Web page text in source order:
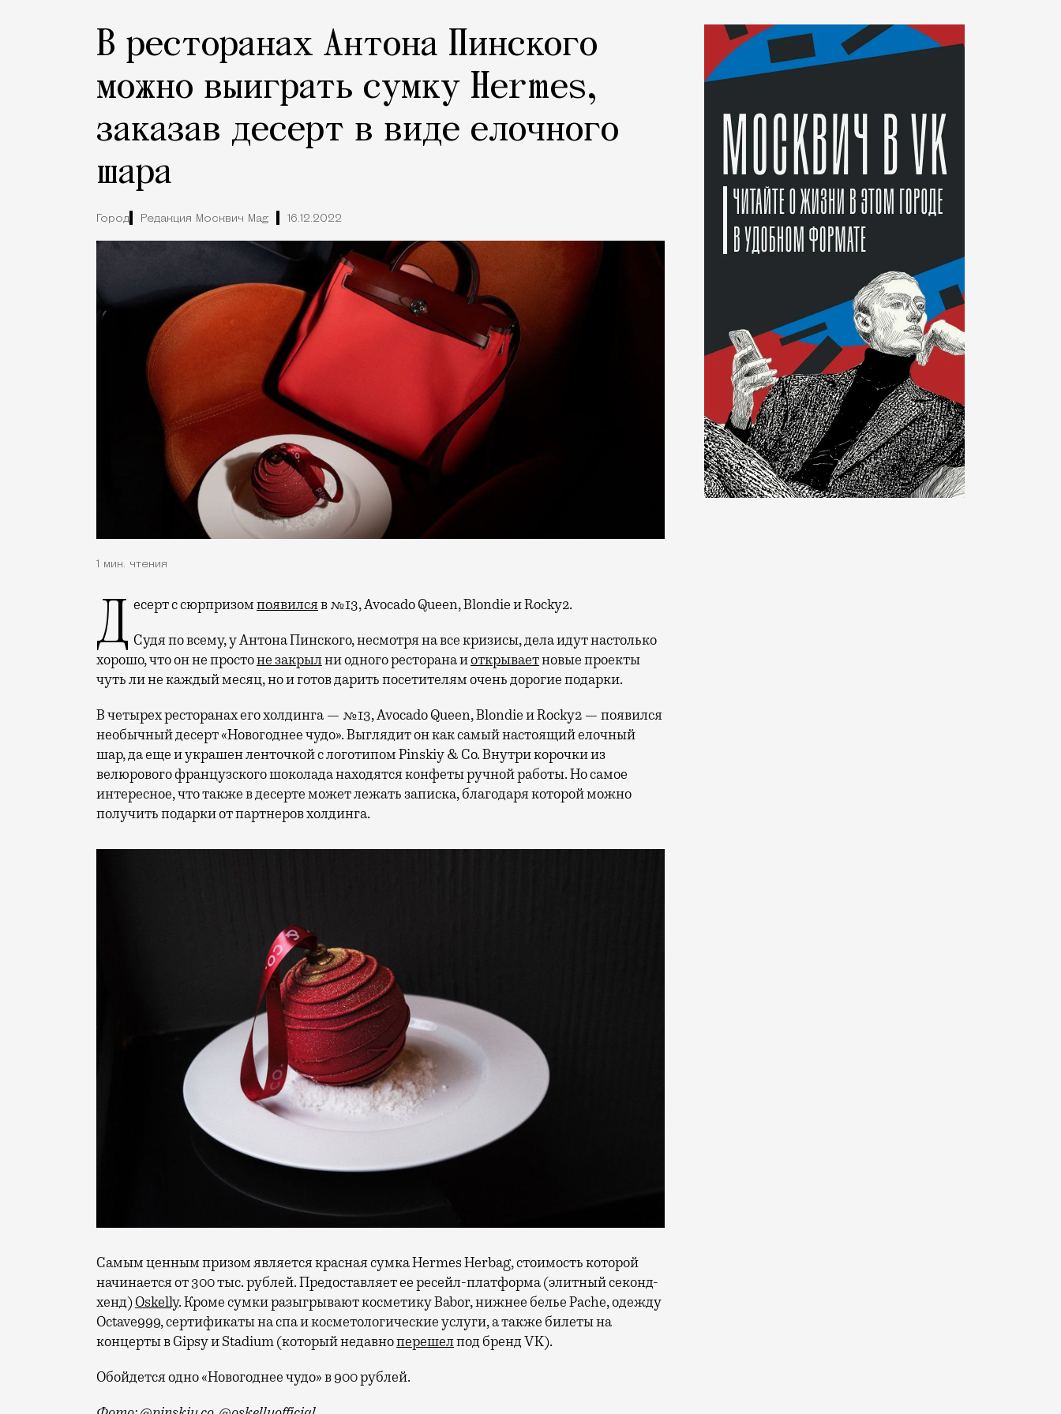
В ресторанах Антона Пинского
можно выиграть сумку Hermes,
заказав десерт в виде елочного
шара
Город Редакция Москвич Mag 16.12.2022
1 мин. чтения
Десерт с сюрпризомпоявилсяв №13, Avocado Queen, Blondie и Rocky2.
Судя по всему, у Антона Пинского, несмотря на все кризисы, дела идут настолько
хорошо, что он не простоне закрылни одного ресторана иоткрываетновые проекты
чуть ли не каждый месяц, но и готов дарить посетителям очень дорогие подарки.
В четырех ресторанах его холдинга — №13, Avocado Queen, Blondie и Rocky2 — появился
необычный десерт «Новогоднее чудо». Выглядит он как самый настоящий елочный
шар, да еще и украшен ленточкой с логотипом Pinskiy & Co. Внутри корочки из
велюрового французского шоколада находятся конфеты ручной работы. Но самое
интересное, что также в десерте может лежать записка, благодаря которой можно
получить подарки от партнеров холдинга.
Самым ценным призом является красная сумка Hermes Herbag, стоимость которой
начинается от 300 тыс. рублей. Предоставляет ее ресейл-платформа (элитный секонд-
хенд)Oskelly. Кроме сумки разыгрывают косметику Babor, нижнее белье Pache, одежду
Octave999, сертификаты на спа и косметологические услуги, а также билеты на
концерты в Gipsy и Stadium (который недавноперешелпод бренд VK).
Обойдется одно «Новогоднее чудо» в 900 рублей.